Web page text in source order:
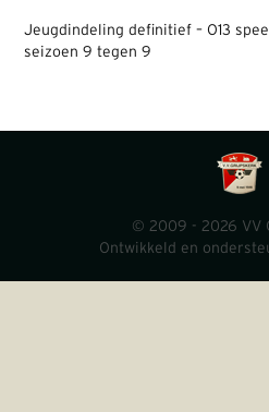
Jeugdindeling definitief – O13
seizoen 9 tegen 9
© 2009 - 2026 VV
Ontwikkeld en